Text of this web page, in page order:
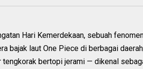
Hari Kemerdekaan, sebuah
bajak laut One Piece di berbagai
tengkorak bertopi jerami — dikenal